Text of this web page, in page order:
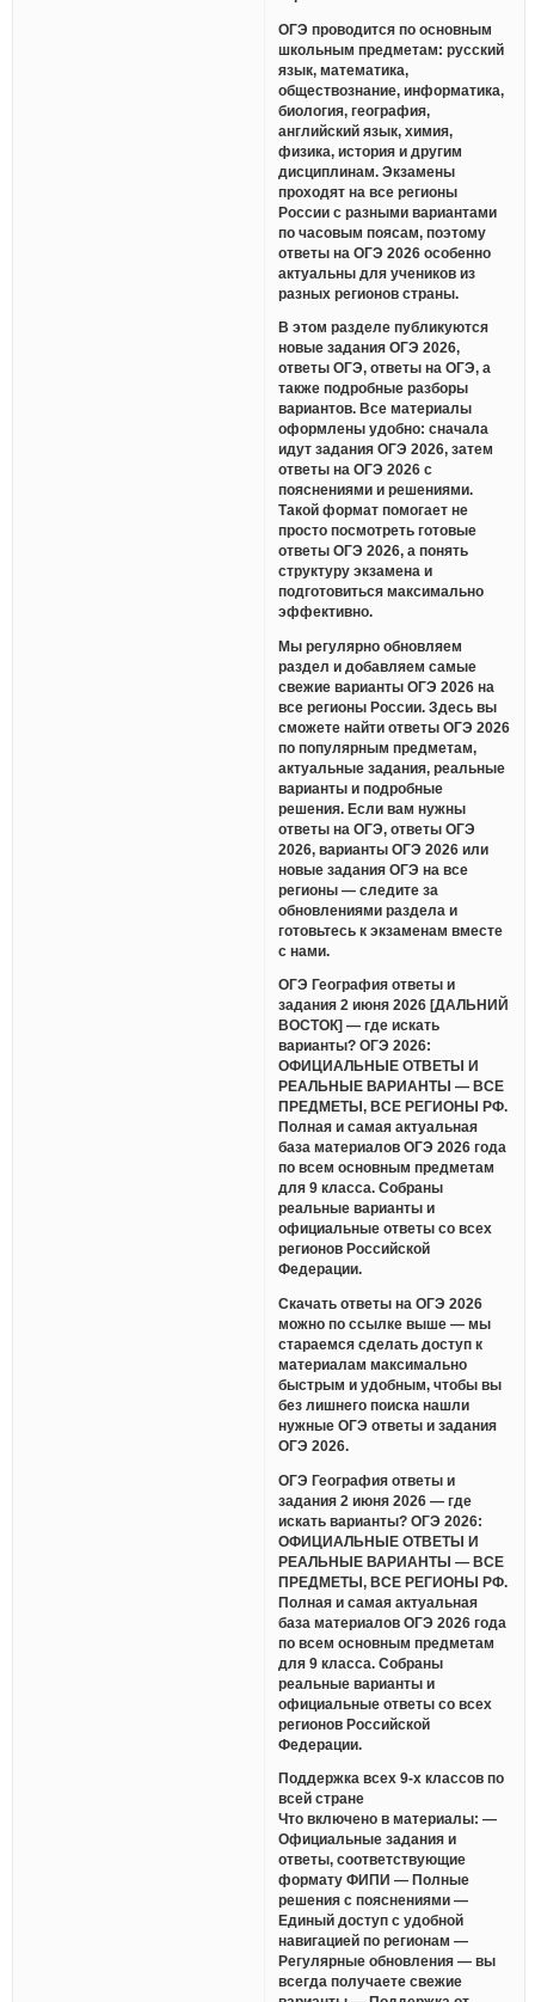
ОГЭ проводится по основным
школьным предметам: русский
язык, математика,
обществознание, информатика,
биология, география,
английский язык, химия,
физика, история и другим
дисциплинам. Экзамены
проходят на все регионы
России с разными вариантами
по часовым поясам, поэтому
ответы на ОГЭ 2026 особенно
актуальны для учеников из
разных регионов страны.
В этом разделе публикуются
новые задания ОГЭ 2026,
ответы ОГЭ, ответы на ОГЭ, а
также подробные разборы
вариантов. Все материалы
оформлены удобно: сначала
идут задания ОГЭ 2026, затем
ответы на ОГЭ 2026 с
пояснениями и решениями.
Такой формат помогает не
просто посмотреть готовые
ответы ОГЭ 2026, а понять
структуру экзамена и
подготовиться максимально
эффективно.
Мы регулярно обновляем
раздел и добавляем самые
свежие варианты ОГЭ 2026 на
все регионы России. Здесь вы
сможете найти ответы ОГЭ 2026
по популярным предметам,
актуальные задания, реальные
варианты и подробные
решения. Если вам нужны
ответы на ОГЭ, ответы ОГЭ
2026, варианты ОГЭ 2026 или
новые задания ОГЭ на все
регионы — следите за
обновлениями раздела и
готовьтесь к экзаменам вместе
с нами.
ОГЭ География ответы и
задания 2 июня 2026 [ДАЛЬНИЙ
ВОСТОК] — где искать
варианты? ОГЭ 2026:
ОФИЦИАЛЬНЫЕ ОТВЕТЫ И
РЕАЛЬНЫЕ ВАРИАНТЫ — ВСЕ
ПРЕДМЕТЫ, ВСЕ РЕГИОНЫ РФ.
Полная и самая актуальная
база материалов ОГЭ 2026 года
по всем основным предметам
для 9 класса. Собраны
реальные варианты и
официальные ответы со всех
регионов Российской
Федерации.
Скачать ответы на ОГЭ 2026
можно по ссылке выше — мы
стараемся сделать доступ к
материалам максимально
быстрым и удобным, чтобы вы
без лишнего поиска нашли
нужные ОГЭ ответы и задания
ОГЭ 2026.
ОГЭ География ответы и
задания 2 июня 2026 — где
искать варианты? ОГЭ 2026:
ОФИЦИАЛЬНЫЕ ОТВЕТЫ И
РЕАЛЬНЫЕ ВАРИАНТЫ — ВСЕ
ПРЕДМЕТЫ, ВСЕ РЕГИОНЫ РФ.
Полная и самая актуальная
база материалов ОГЭ 2026 года
по всем основным предметам
для 9 класса. Собраны
реальные варианты и
официальные ответы со всех
регионов Российской
Федерации.
Поддержка всех 9-х классов по
всей стране
Что включено в материалы: —
Официальные задания и
ответы, соответствующие
формату ФИПИ — Полные
решения с пояснениями —
Единый доступ с удобной
навигацией по регионам —
Регулярные обновления — вы
всегда получаете свежие